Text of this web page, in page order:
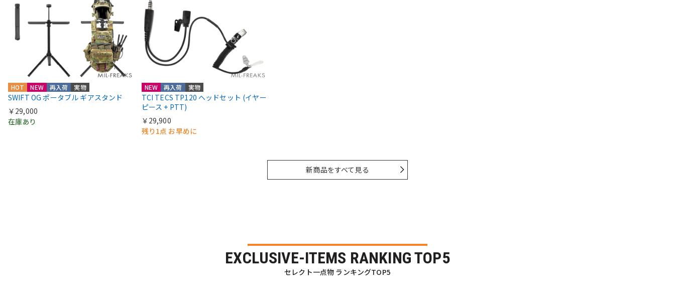
HOT NEW 再入荷 実物
SWIFT OG ポータブル ギアスタンド
￥29,000
在庫あり
NEW 再入荷 実物
TCI TECS TP120 ヘッドセット (イヤー
ピース + PTT)
￥29,900
残り1点 お早めに
新商品をすべて見る
EXCLUSIVE-ITEMS RANKING TOP5
セレクト一点物 ランキングTOP5